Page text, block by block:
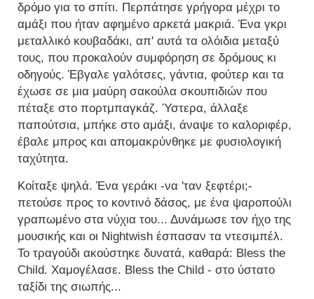
δρόμο για το σπίτι. Περπάτησε γρήγορα μέχρι το
αμάξι που ήταν αφημένο αρκετά μακριά. Ένα γκρι
μεταλλικό κουβαδάκι, απ' αυτά τα ολόιδια μεταξύ
τους, που προκαλούν συμφόρηση σε δρόμους κι
οδηγούς. Έβγαλε γαλότσες, γάντια, φούτερ και τα
έχωσε σε μια μαύρη σακούλα σκουπιδιών που
πέταξε στο πορτμπαγκάζ. Ύστερα, άλλαξε
παπούτσια, μπήκε στο αμάξι, άναψε το καλοριφέρ,
έβαλε μπρος και απομακρύνθηκε με φυσιολογική
ταχύτητα.
Κοίταξε ψηλά. Ένα γεράκι -να 'ταν ξεφτέρι;-
πετούσε προς το κοντινό δάσος, με ένα ψαροπούλι
γραπωμένο στα νύχια του... Δυνάμωσε τον ήχο της
μουσικής και οι Nightwish έσπασαν τα ντεσιμπέλ.
Το τραγούδι ακούστηκε δυνατά, καθαρά: Bless the
Child. Χαμογέλασε. Bless the Child - στο ύστατο
ταξίδι της σιωπής...